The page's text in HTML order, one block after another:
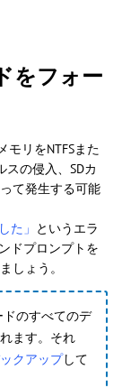
をフォー
モリをNTFSまた
スの侵入、SDカ
て発生する可能
た」 というエラ
ドプロンプトを
しょう。
ドのすべてのデ
ます。それ
クアップして